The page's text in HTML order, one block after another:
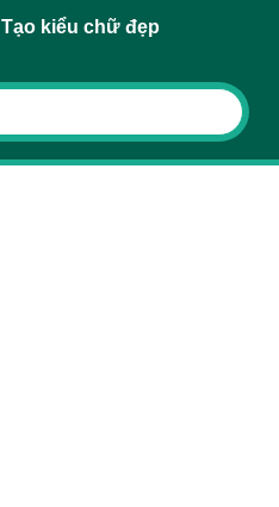
Tạo kiểu chữ đẹp